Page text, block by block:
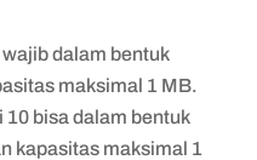
dalam bentuk
maksimal 1 MB.
bisa dalam bentuk
kapasitas maksimal 1